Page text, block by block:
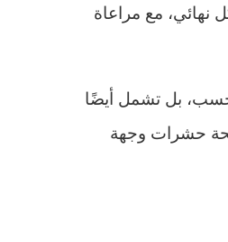
مع مراعاة
بل تشمل أيضًا
حشرات وجهة